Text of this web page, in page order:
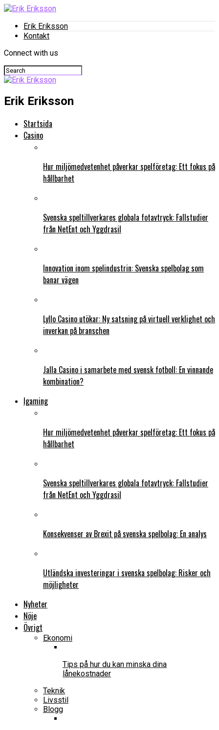
Erik Eriksson
Kontakt
Connect with us
Erik Eriksson
Startsida
Casino
Hur miljömedvetenhet påverkar spelföretag: Ett fokus på
hållbarhet
Svenska speltillverkares globala fotavtryck: Fallstudier
från NetEnt och Yggdrasil
Innovation inom spelindustrin: Svenska spelbolag som
banar vägen
Lyllo Casino utökar: Ny satsning på virtuell verklighet och
inverkan på branschen
Jalla Casino i samarbete med svensk fotboll: En vinnande
kombination?
Igaming
Hur miljömedvetenhet påverkar spelföretag: Ett fokus på
hållbarhet
Svenska speltillverkares globala fotavtryck: Fallstudier
från NetEnt och Yggdrasil
Konsekvenser av Brexit på svenska spelbolag: En analys
Utländska investeringar i svenska spelbolag: Risker och
möjligheter
Nyheter
Nöje
Övrigt
Ekonomi
Tips på hur du kan minska dina
lånekostnader
Teknik
Livsstil
Blogg